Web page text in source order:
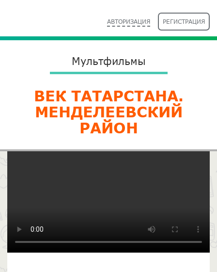
АВТОРИЗАЦИЯ РЕГИСТРАЦИЯ
Мультфильмы
ВЕК ТАТАРСТАНА.
МЕНДЕЛЕЕВСКИЙ
РАЙОН